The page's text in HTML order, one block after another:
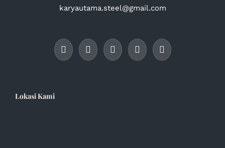
karyautama.steel@gmail.com
Lokasi Kami